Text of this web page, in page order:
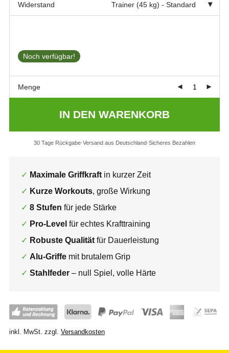
Widerstand Trainer (45 kg) - Standard
Noch verfügbar!
Menge
IN DEN WARENKORB
30 Tage Rückgabe Versand aus Deutschland Sicheres Bezahlen
Maximale Griffkraftin kurzer Zeit
Kurze Workouts, große Wirkung
8 Stufen für jede Stärke
Pro-Level für echtes Krafttraining
Robuste Qualitätfür Dauerleistung
Alu-Griffemit brutalem Grip
Stahlfeder– null Spiel, volle Härte
inkl. MwSt. zzgl. Versandkosten